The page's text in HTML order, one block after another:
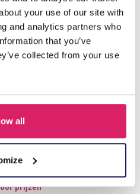
your use of our site with
and analytics partners who
that you’ve
collected from your use
all
Steel Earrings 12mm
prijzen